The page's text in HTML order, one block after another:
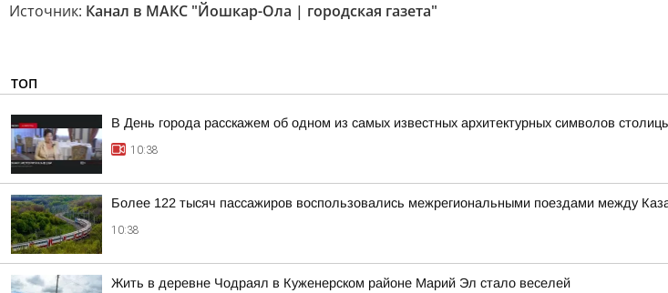
Источник: Канал в МАКС "Йошкар-Ола | городская газета"
ТОП
В День города расскажем об одном из самых известных архитектурных символов
10:38
Более 122 тысяч пассажиров воспользовались межрегиональными поездами между
10:38
Жить в деревне Чодраял в Куженерском районе Марий Эл стало веселей